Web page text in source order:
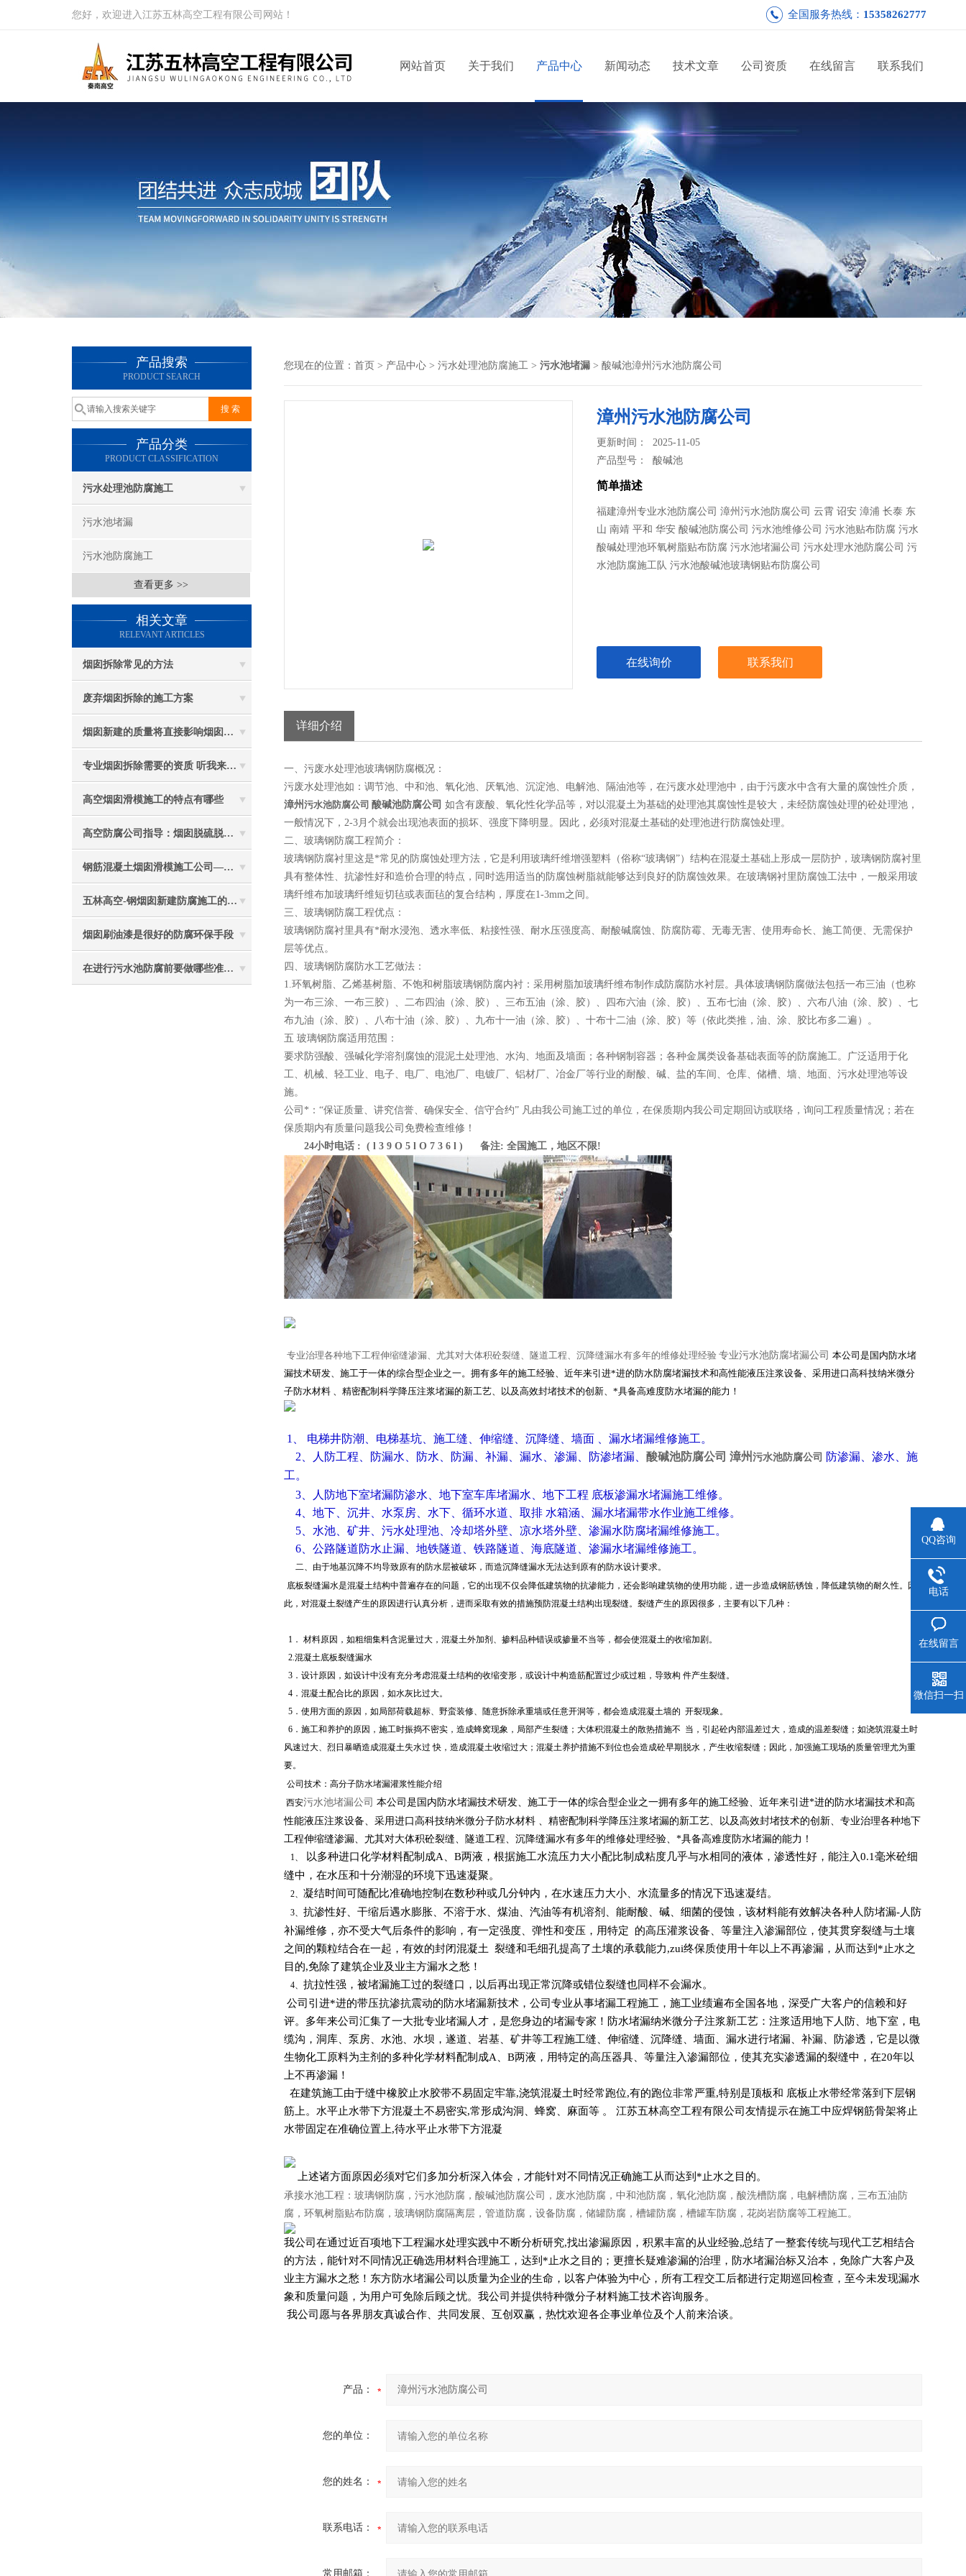
您好，欢迎进入江苏五林高空工程有限公司网站！ 全国服务热线： 15358262777
网站首页 关于我们 产品中心 新闻动态 技术文章 公司资质 在线留言 联系我们
产品搜索
PRODUCT SEARCH
产品分类
PRODUCT CLASSIFICATION
污水处理池防腐施工
污水池堵漏
污水池防腐施工
查看更多 >>
相关文章
RELEVANT ARTICLES
烟囱拆除常见的方法
废弃烟囱拆除的施工方案
烟囱新建的质量将直接影响烟囱防腐工程的难度
专业烟囱拆除需要的资质 听我来给你分析
高空烟囱滑模施工的特点有哪些
高空防腐公司指导：烟囱脱硫脱硝防腐施工要注意些什么？
钢筋混凝土烟囱滑模施工公司——选五林高空
五林高空-钢烟囱新建防腐施工的重要性
烟囱刷油漆是很好的防腐环保手段
在进行污水池防腐前要做哪些准备工作？
您现在的位置： 首页 > 产品中心 > 污水处理池防腐施工 > 污水池堵漏 > 酸碱池漳州污水池防腐公司
漳州污水池防腐公司
更新时间： 2025-11-05
产品型号：酸碱池
简单描述
福建漳州专业水池防腐公司 漳州污水池防腐公司 云霄 诏安 漳浦 长泰 东
山 南靖 平和 华安 酸碱池防腐公司 污水池维修公司 污水池贴布防腐 污水
酸碱处理池环氧树脂贴布防腐 污水池堵漏公司 污水处理水池防腐公司 污
水池防腐施工队 污水池酸碱池玻璃钢贴布防腐公司
在线询价 联系我们
详细介绍
一、污废水处理池玻璃钢防腐概况：
污废水处理池如：调节池、中和池、氧化池、厌氧池、沉淀池、电解池、隔油池等，在污废水处理池中，由于污废水中含有大量的腐蚀性介质，
漳州污水池防腐公司 酸碱池防腐公司 如含有废酸、氧化性化学品等，对以混凝土为基础的处理池其腐蚀性是较大，未经防腐蚀处理的砼处理池，
一般情况下，2-3月个就会出现池表面的损坏、强度下降明显。因此，必须对混凝土基础的处理池进行防腐蚀处理。
二、玻璃钢防腐工程简介：
玻璃钢防腐衬里这是*常见的防腐蚀处理方法，它是利用玻璃纤维增强塑料（俗称“玻璃钢”）结构在混凝土基础上形成一层防护，玻璃钢防腐衬里
具有整体性、抗渗性好和造价合理的特点，同时选用适当的防腐蚀树脂就能够达到良好的防腐蚀效果。在玻璃钢衬里防腐蚀工法中，一般采用玻
璃纤维布加玻璃纤维短切毡或表面毡的复合结构，厚度在1-3mm之间。
三、玻璃钢防腐工程优点：
玻璃钢防腐衬里具有*耐水浸泡、透水率低、粘接性强、耐水压强度高、耐酸碱腐蚀、防腐防霉、无毒无害、使用寿命长、施工简便、无需保护
层等优点。
四、玻璃钢防腐防水工艺做法：
1.环氧树脂、乙烯基树脂、不饱和树脂玻璃钢防腐内衬：采用树脂加玻璃纤维布制作成防腐防水衬层。具体玻璃钢防腐做法包括一布三油（也称
为一布三涂、一布三胶）、二布四油（涂、胶）、三布五油（涂、胶）、四布六油（涂、胶）、五布七油（涂、胶）、六布八油（涂、胶）、七
布九油（涂、胶）、八布十油（涂、胶）、九布十一油（涂、胶）、十布十二油（涂、胶）等（依此类推，油、涂、胶比布多二遍）。
五 玻璃钢防腐适用范围：
要求防强酸、强碱化学溶剂腐蚀的混泥土处理池、水沟、地面及墙面；各种钢制容器；各种金属类设备基础表面等的防腐施工。广泛适用于化
工、机械、轻工业、电子、电厂、电池厂、电镀厂、铝材厂、冶金厂等行业的耐酸、碱、盐的车间、仓库、储槽、墙、地面、污水处理池等设
施。
公司*：“保证质量、讲究信誉、确保安全、信守合约” 凡由我公司施工过的单位，在保质期内我公司定期回访或联络，询问工程质量情况；若在
保质期内有质量问题我公司免费检查维修！
24小时电话 : ( l 3 9 O 5 l O 7 3 6 l ) 备注: 全国施工，地区不限!
专业治理各种地下工程伸缩缝渗漏、尤其对大体积砼裂缝、隧道工程、沉降缝漏水有多年的维修处理经验 专业污水池防腐堵漏公司 本公司是国内防水堵
漏技术研发、施工于一体的综合型企业之一。拥有多年的施工经验、近年来引进*进的防水防腐堵漏技术和高性能液压注浆设备、采用进口高科技纳米微分
子防水材料 、精密配制科学降压注浆堵漏的新工艺、以及高效封堵技术的创新、*具备高难度防水堵漏的能力！
1、 电梯井防潮、电梯基坑、施工缝、伸缩缝、沉降缝、墙面 、漏水堵漏维修施工。
2、人防工程、防漏水、防水、防漏、补漏、漏水、渗漏、防渗堵漏、 酸碱池防腐公司 漳州 污水池防腐公司
防渗漏、渗水、施
工。
3、
人防地下室堵漏防渗水、地下室车库堵漏水、地下工程 底板渗漏水堵漏施工维修。
4、 地下、沉井、水泵房、水下、循环水道、取排 水箱涵、漏水堵漏带水作业施工维修。
5、 水池、矿井、污水处理池、冷却塔外壁、凉水塔外壁、渗漏水防腐堵漏维修施工。
6、 公路隧道防水止漏、地铁隧道、铁路隧道、海底隧道、渗漏水堵漏维修施工。
二、由于地基沉降不均导致原有的防水层被破坏，而造沉降缝漏水无法达到原有的防水设计要求。
底板裂缝漏水是混凝土结构中普遍存在的问题，它的出现不仅会降低建筑物的抗渗能力，还会影响建筑物的使用功能，进一步造成钢筋锈蚀，降低建筑物的耐久性。因
此，对混凝土裂缝产生的原因进行认真分析，进而采取有效的措施预防混凝土结构出现裂缝。裂缝产生的原因很多，主要有以下几种：
1． 材料原因，如粗细集料含泥量过大，混凝土外加剂、掺料品种错误或掺量不当等，都会使混凝土的收缩加剧。
2.混凝土底板裂缝漏水
3．设计原因，如设计中没有充分考虑混凝土结构的收缩变形，或设计中构造筋配置过少或过粗，导致构 件产生裂缝。
4 ．混凝土配合比的原因，如水灰比过大。
5．使用方面的原因，如局部荷载超标、野蛮装修、随意拆除承重墙或任意开洞等，都会造成混凝土墙的 开裂现象。
6．施工和养护的原因，施工时振捣不密实，造成蜂窝现象，局部产生裂缝；大体积混凝土的散热措施不 当，引起砼内部温差过大，造成的温差裂缝；如浇筑混凝土时
风速过大、烈日暴晒造成混凝土失水过 快，造成混凝土收缩过大；混凝土养护措施不到位也会造成砼早期脱水，产生收缩裂缝；因此，加强施工现场的质量管理尤为重
要。
公司技术：高分子防水堵漏灌浆性能介绍
西安污水池堵漏公司 本公司是国内防水堵漏技术研发、施工于一体的综合型企业之一拥有多年的施工经验、近年来引进*进的防水堵漏技术和高
性能液压注浆设备、采用进口高科技纳米微分子防水材料 、精密配制科学降压注浆堵漏的新工艺、以及高效封堵技术的创新、专业治理各种地下
工程伸缩缝渗漏、尤其对大体积砼裂缝、隧道工程、沉降缝漏水有多年的维修处理经验、*具备高难度防水堵漏的能力！
1、
以多种进口化学材料配制成A、B两液，根据施工水流压力大小配比制成粘度几乎与水相同的液体，渗透性好，能注入0.1毫米砼细
缝中，在水压和十分潮湿的环境下迅速凝聚。
2、 凝结时间可随配比准确地控制在数秒种或几分钟内，在水速压力大小、水流量多的情况下迅速凝结。
3、 抗渗性好、干缩后遇水膨胀、不溶于水、煤油、汽油等有机溶剂、能耐酸、碱、细菌的侵蚀，该材料能有效解决各种人防堵漏-人防
补漏维修，亦不受大气后条件的影响，有一定强度、弹性和变压，用特定 的高压灌浆设备、等量注入渗漏部位，使其贯穿裂缝与土壤
之间的颗粒结合在一起，有效的封闭混凝土 裂缝和毛细孔提高了土壤的承载能力,zui终保质使用十年以上不再渗漏，从而达到*止水之
目的,免除了建筑企业及业主方漏水之愁！
4、 抗拉性强，被堵漏施工过的裂缝口，以后再出现正常沉降或错位裂缝也同样不会漏水。
公司引进*进的带压抗渗抗震动的防水堵漏新技术，公司专业从事堵漏工程施工，施工业绩遍布全国各地，深受广大客户的信赖和好
评。多年来公司汇集了一大批专业堵漏人才，是您身边的堵漏专家！防水堵漏纳米微分子注浆新工艺：注浆适用地下人防、地下室，电
缆沟，洞库、泵房、水池、水坝，遂道、岩基、矿井等工程施工缝、伸缩缝、沉降缝、墙面、漏水进行堵漏、补漏、防渗透，它是以微
生物化工原料为主剂的多种化学材料配制成A、B两液，用特定的高压器具、等量注入渗漏部位，使其充实渗透漏的裂缝中，在20年以
上不再渗漏！
在建筑施工由于缝中橡胶止水胶带不易固定牢靠,浇筑混凝土时经常跑位,有的跑位非常严重,特别是顶板和 底板止水带经常落到下层钢
筋上。水平止水带下方混凝土不易密实,常形成沟洞、蜂窝、麻面等 。 江苏五林高空工程有限公司友情提示在施工中应焊钢筋骨架将止
水带固定在准确位置上,待水平止水带下方混凝
上述诸方面原因必须对它们多加分析深入体会，才能针对不同情况正确施工从而达到*止水之目的。
承接水池工程：玻璃钢防腐，污水池防腐，酸碱池防腐公司，废水池防腐，中和池防腐，氧化池防腐，酸洗槽防腐，电解槽防腐，三布五油防
腐，环氧树脂贴布防腐，玻璃钢防腐隔离层，管道防腐，设备防腐，储罐防腐，槽罐防腐，槽罐车防腐，花岗岩防腐等工程施工。
我公司在通过近百项地下工程漏水处理实践中不断分析研究,找出渗漏原因，积累丰富的从业经验,总结了一整套传统与现代工艺相结合
的方法，能针对不同情况正确选用材料合理施工，达到*止水之目的；更擅长疑难渗漏的治理，防水堵漏治标又治本，免除广大客户及
业主方漏水之愁！东方防水堵漏公司以质量为企业的生命，以客户体验为中心，所有工程交工后都进行定期巡回检查，至今未发现漏水
象和质量问题，为用户可免除后顾之忧。我公司并提供特种微分子材料施工技术咨询服务。
我公司愿与各界朋友真诚合作、共同发展、互创双赢，热忱欢迎各企事业单位及个人前来洽谈。
产品：
您的单位：
您的姓名：
联系电话：
常用邮箱：
QQ咨询
电话
在线留言
微信扫一扫